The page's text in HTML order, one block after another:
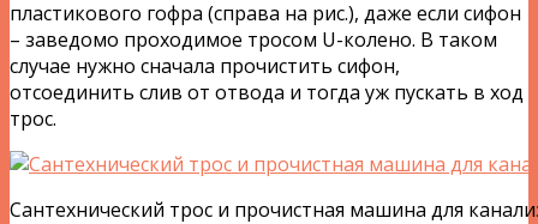
пластикового гофра (справа на рис.), даже если сифон
– заведомо проходимое тросом U-колено. В таком
случае нужно сначала прочистить сифон,
отсоединить слив от отвода и тогда уж пускать в ход
трос.
Сантехнический трос и прочистная машина для